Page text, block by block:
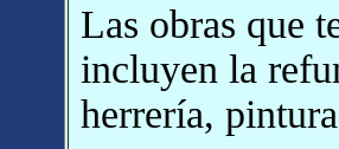
Las obras que
incluyen la
herrería,